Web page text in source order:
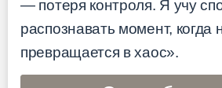
— потеря контроля. Я учу
распознавать момент, когда
превращается в хаос».